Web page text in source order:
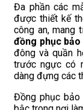
Đa phần các
được thiết kế
công an, mang
đồng phục bảo
đông và quần
trước ngực có
dàng đựng các
Đồng phục bảo